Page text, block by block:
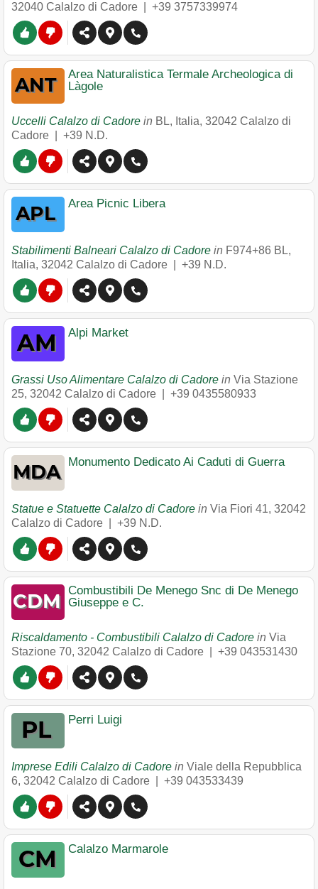
32040 Calalzo di Cadore +39 3757339974
Area Naturalistica Termale Archeologica di
Làgole
Uccelli Calalzo di Cadore in BL, Italia, 32042 Calalzo di
Cadore
+39 N.D.
Area Picnic Libera
Stabilimenti Balneari Calalzo di Cadore in F974+86 BL,
Italia, 32042 Calalzo di Cadore +39 N.D.
Alpi Market
Grassi Uso Alimentare Calalzo di Cadore in Via Stazione
25, 32042 Calalzo di Cadore +39 0435580933
Monumento Dedicato Ai Caduti di Guerra
Statue e Statuette Calalzo di Cadore in Via Fiori 41, 32042
Calalzo di Cadore
+39 N.D.
Combustibili De Menego Snc di De Menego
Giuseppe e C.
Riscaldamento - Combustibili Calalzo di Cadore in Via
Stazione 70, 32042 Calalzo di Cadore +39 043531430
Perri Luigi
Imprese Edili Calalzo di Cadore in Viale della Repubblica
6, 32042 Calalzo di Cadore +39 043533439
Calalzo Marmarole